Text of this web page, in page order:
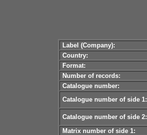
Label (Company):
Country:
Format:
Number of records:
Catalogue number:
Catalogue number of side 1:
Catalogue number of side 2:
Matrix number of side 1: